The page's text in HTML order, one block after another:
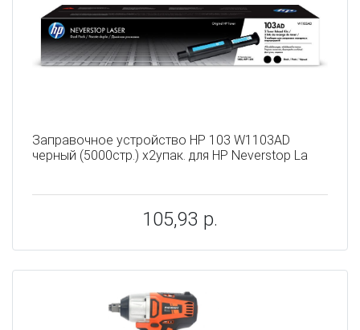
Заправочное устройство HP 103 W1103AD
черный (5000стр.) x2упак. для HP Neverstop La
105,93 р.